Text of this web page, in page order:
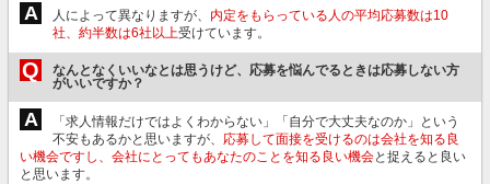
A 人によって異なりますが、 内定をもらっている人の平均応募数は10
社、約半数は6社以上受けています。
Q
なんとなくいいなとは思うけど、応募を悩んでるときは応募しない方
がいいですか？
A
「求人情報だけではよくわからない」「自分で大丈夫なのか」という
不安もあるかと思いますが、 応募して面接を受けるのは会社を知る良
い機会ですし、会社にとってもあなたのことを知る良い機会と捉えると良い
と思います。